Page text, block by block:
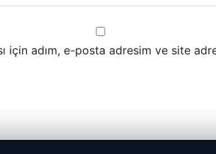
için adım, e-posta adresim ve site